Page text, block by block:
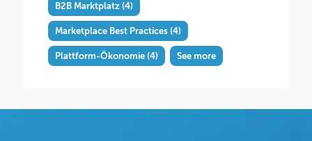
B2B Marktplatz (4)
Marketplace Best Practices (4)
Plattform-Ökonomie (4) See more